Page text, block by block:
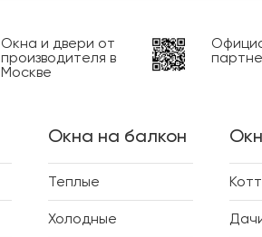
Окна и двери от
производителя в
Москве
Окна на балкон
Теплые
Холодные